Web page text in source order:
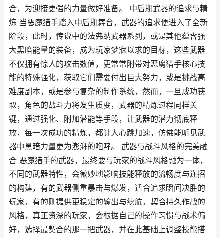
合，为迎接更强的力量做好准备。 中后期武器的追求与精
炼 当恶魔猎手踏入中后期舞台，武器的追求便进入了全新
阶段，此时，传说中的法弗纳武器系列，或是其他蕴含强
大黑暗能量的装备，成为玩家梦寐以求的目标，这些武器
不仅拥有惊人的攻击数值，更常常附带对恶魔猎手核心技
能的特殊强化，获取它们需要付出巨大努力，或是挑战高
难度副本，或是参与复杂的制作系统，然而，一旦成功获
取，角色的战斗力将发生质变，武器的精炼过程同样关
键，通过强化、附加潜能等手段，让武器的潜力彻底释
放，每一次成功的精炼，都让人心跳加速，仿佛能听见武
器中黑暗力量更为澎湃的咆哮。 武器与战斗风格的完美融
合 恶魔猎手的武器，最终要与玩家的战斗风格融为一体，
不同的武器特性，会微妙地影响技能释放的流畅度与连招
的构建，有的武器侧重暴击与爆发，适合追求瞬间决胜的
玩家，有的则提供更稳定的输出与续航，契合持久作战的
风格，真正资深的玩家，会根据自己的操作习惯与战术偏
好，选择最契合的那一把武器，并在此基础上调整技能搭